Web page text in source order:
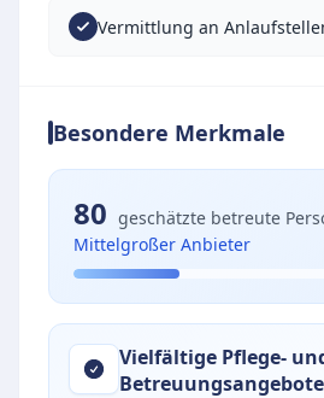
Vermittlung an
Besondere Merkmale
80 geschätzte betreute
Mittelgroßer Anbieter
Vielfältige Pflege-
Betreuungsangebote